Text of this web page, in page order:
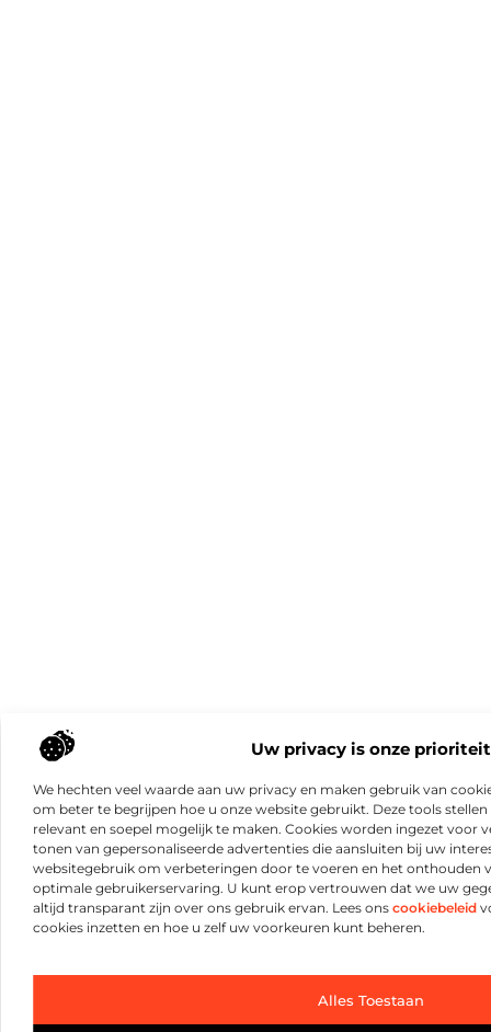
Uw privacy is onze prioriteit
We hechten veel waarde aan uw privacy en maken gebruik van
om beter te begrijpen hoe u onze website gebruikt. Deze tools
relevant en soepel mogelijk te maken. Cookies worden ingezet voor
tonen van gepersonaliseerde advertenties die aansluiten bij uw
websitegebruik om verbeteringen door te voeren en het onthouden
optimale gebruikerservaring. U kunt erop vertrouwen dat we uw
altijd transparant zijn over ons gebruik ervan. Lees ons cookiebeleid
cookies inzetten en hoe u zelf uw voorkeuren kunt beheren.
Alles Toestaan